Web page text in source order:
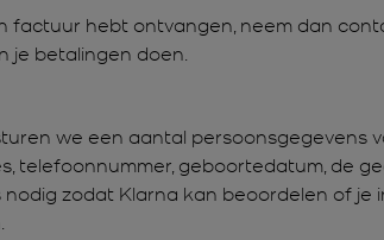
factuur hebt ontvangen, neem dan
je betalingen doen.
we een aantal persoonsgegevens
telefoonnummer, geboortedatum, de
zodat Klarna kan beoordelen of je